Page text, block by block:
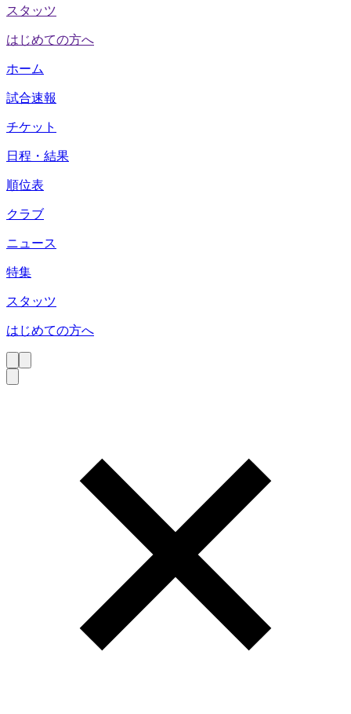
スタッツ
はじめての方へ
ホーム
試合速報
チケット
日程・結果
順位表
クラブ
ニュース
特集
スタッツ
はじめての方へ